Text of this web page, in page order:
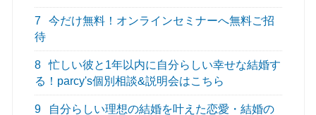
7
今だけ無料！オンラインセミナーへ無料ご招
待
8
忙しい彼と1年以内に自分らしい幸せな結婚す
る！parcy's個別相談&説明会はこちら
9
自分らしい理想の結婚を叶えた恋愛・結婚の